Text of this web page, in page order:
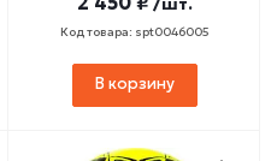
Код товара: spt0046005
В корзину